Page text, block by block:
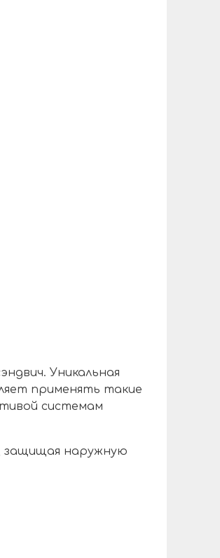
Уникальная
применять такие
системам
защищая наружную